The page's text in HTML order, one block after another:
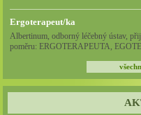
Ergoterapeut/ka
Albertinum, odborný léčebný ústav,
poměru: ERGOTERAPEUTA,